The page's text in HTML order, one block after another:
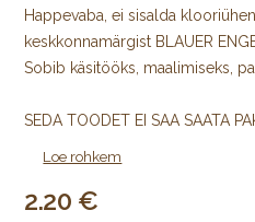
Happevaba, ei sisalda
keskkonnamärgist BLAUER
Sobib käsitööks, maalimiseks,
SEDA TOODET EI SAA SAATA
Loe rohkem
2.20